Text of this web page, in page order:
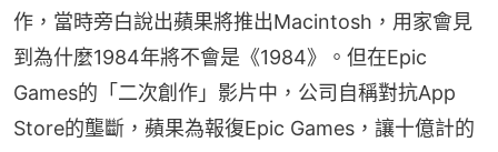
作，當時旁白說出蘋果將推出Macintosh，用家會見
到為什麼1984年將不會是《1984》。但在Epic
Games的「二次創作」影片中，公司自稱對抗App
Store的壟斷，蘋果為報復Epic Games，讓十億計的